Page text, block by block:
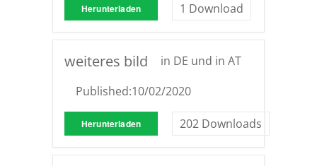
Herunterladen 1 Download
weiteres bild
in DE und in AT
Published:10/02/2020
Herunterladen 202 Downloads